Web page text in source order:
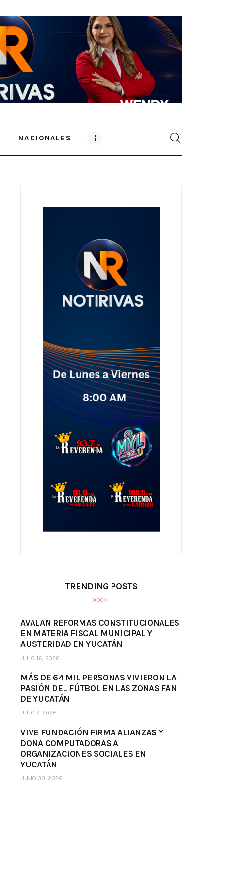
NACIONALES
TRENDING POSTS
AVALAN REFORMAS CONSTITUCIONALES
EN MATERIA FISCAL MUNICIPAL Y
AUSTERIDAD EN YUCATÁN
JULIO 16, 2026
MÁS DE 64 MIL PERSONAS VIVIERON LA
PASIÓN DEL FÚTBOL EN LAS ZONAS FAN
DE YUCATÁN
JULIO 7, 2026
VIVE FUNDACIÓN FIRMA ALIANZAS Y
DONA COMPUTADORAS A
ORGANIZACIONES SOCIALES EN
YUCATÁN
JUNIO 30, 2026